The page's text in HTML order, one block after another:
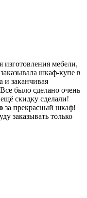
мебели,
шкаф-купе в
и заканчивая
было сделано очень
скидку сделали!
за прекрасный шкаф!
заказывать только